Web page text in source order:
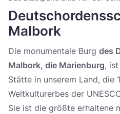
Malbork
Die monumentale Burg des
Malbork, die Marienburg,
Stätte in unserem Land, die
Weltkulturerbes der
Sie ist die größte erhaltene